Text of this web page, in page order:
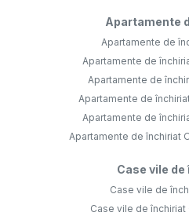
Apartamente
Apartamente de
Apartamente de
Apartamente de
Apartamente de
Apartamente de
Apartamente de închiriat
Case vile
Case vile de
Case vile de închiriat